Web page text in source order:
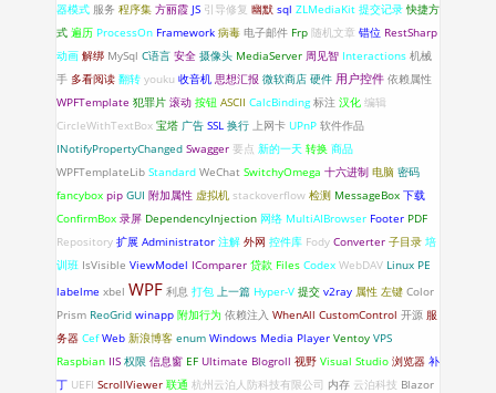
器模式 服务 程序集 方丽霞 JS 引导修复 幽默 sql ZLMediaKit 提交记录 快捷方
式 遍历 ProcessOn Framework 病毒 电子邮件 Frp 随机文章 错位 RestSharp
动画 解绑 MySql C语言 安全 摄像头 MediaServer 周见智 Interactions 机械
手 多看阅读 翻转 youku 收音机 思想汇报 微软商店 硬件 用户控件 依赖属性
WPFTemplate 犯罪片 滚动 按钮 ASCII CalcBinding 标注 汉化 编辑
CircleWithTextBox 宝塔 广告 SSL 换行 上网卡 UPnP 软件作品
INotifyPropertyChanged Swagger 要点 新的一天 转换 商品
WPFTemplateLib Standard WeChat SwitchyOmega 十六进制 电脑 密码
fancybox pip GUI 附加属性 虚拟机 stackoverflow 检测 MessageBox 下载
ConfirmBox 录屏 DependencyInjection 网络 MultiAIBrowser Footer PDF
Repository 扩展 Administrator 注解 外网 控件库 Fody Converter 子目录 培
训班 IsVisible ViewModel IComparer 贷款 Files Codex WebDAV Linux PE
labelme xbel WPF 利息 打包 上一篇 Hyper-V 提交 v2ray 属性 左键 Color
Prism ReoGrid winapp 附加行为 依赖注入 WhenAll CustomControl 开源 服
务器 Cef Web 新浪博客 enum Windows Media Player Ventoy VPS
Raspbian IIS 权限 信息窗 EF Ultimate Blogroll 视野 Visual Studio 浏览器 补
丁 UEFI ScrollViewer 联通 杭州云泊人防科技有限公司 内存 云泊科技 Blazor